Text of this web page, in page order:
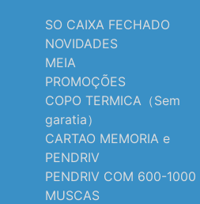
SO CAIXA FECHADO
NOVIDADES
MEIA
PROMOÇÕES
COPO TERMICA（Sem
garatia）
CARTAO MEMORIA e
PENDRIV
PENDRIV COM 600-1000
MUSCAS